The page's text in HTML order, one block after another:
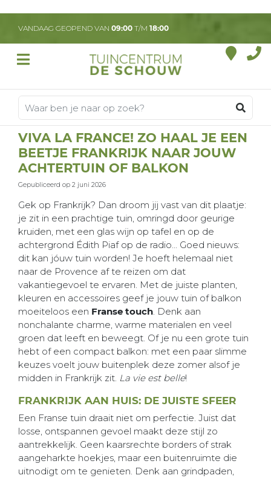
a
t
VANDAAG GEOPEND VAN 09:00 T/M 18:00
VIVA LA FRANCE! ZO HAAL JE EEN
BEETJE FRANKRIJK NAAR JOUW
ACHTERTUIN OF BALKON
Gepubliceerd op 2 juni 2026
Gek op Frankrijk? Dan droom jij vast van dit plaatje:
je zit in een prachtige tuin, omringd door geurige
kruiden, met een glas wijn op tafel en op de
achtergrond Édith Piaf op de radio... Goed nieuws:
dit kan jóuw tuin worden! Je hoeft helemaal niet
naar de Provence af te reizen om dat
vakantiegevoel te ervaren. Met de juiste planten,
kleuren en accessoires geef je jouw tuin of balkon
moeiteloos een Franse touch. Denk aan
nonchalante charme, warme materialen en veel
groen dat leeft en beweegt. Of je nu een grote tuin
hebt of een compact balkon: met een paar slimme
keuzes voelt jouw buitenplek deze zomer alsof je
midden in Frankrijk zit. La vie est belle!
FRANKRIJK AAN HUIS: DE JUISTE SFEER
Een Franse tuin draait niet om perfectie. Juist dat
losse, ontspannen gevoel maakt deze stijl zo
aantrekkelijk. Geen kaarsrechte borders of strak
aangeharkte hoekjes, maar een buitenruimte die
uitnodigt om te genieten. Denk aan grindpaden,